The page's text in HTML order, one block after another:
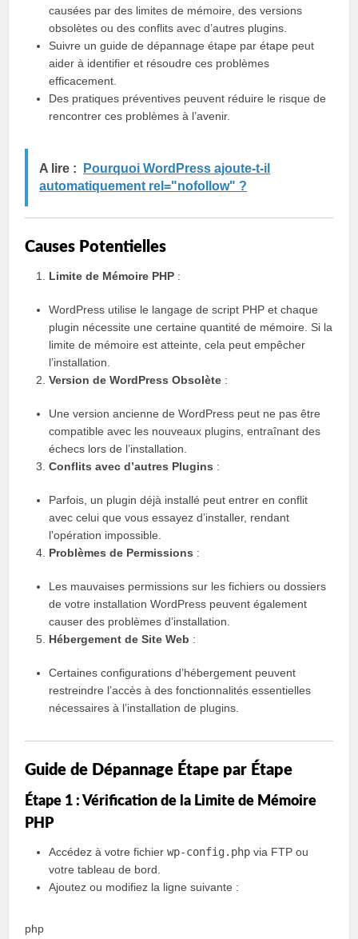
causées par des limites de mémoire, des versions
obsolètes ou des conflits avec d’autres plugins.
Suivre un guide de dépannage étape par étape peut
aider à identifier et résoudre ces problèmes
efficacement.
Des pratiques préventives peuvent réduire le risque de
rencontrer ces problèmes à l’avenir.
A lire :
Pourquoi WordPress ajoute-t-il
automatiquement rel="nofollow" ?
Causes Potentielles
Limite de Mémoire PHP :
WordPress utilise le langage de script PHP et chaque
plugin nécessite une certaine quantité de mémoire. Si la
limite de mémoire est atteinte, cela peut empêcher
l’installation.
Version de WordPress Obsolète :
Une version ancienne de WordPress peut ne pas être
compatible avec les nouveaux plugins, entraînant des
échecs lors de l’installation.
Conflits avec d’autres Plugins :
Parfois, un plugin déjà installé peut entrer en conflit
avec celui que vous essayez d’installer, rendant
l’opération impossible.
Problèmes de Permissions :
Les mauvaises permissions sur les fichiers ou dossiers
de votre installation WordPress peuvent également
causer des problèmes d’installation.
Hébergement de Site Web :
Certaines configurations d’hébergement peuvent
restreindre l’accès à des fonctionnalités essentielles
nécessaires à l’installation de plugins.
Guide de Dépannage Étape par Étape
Étape 1 : Vérification de la Limite de Mémoire
PHP
Accédez à votre fichierwp-config.php via FTP ou
votre tableau de bord.
Ajoutez ou modifiez la ligne suivante :
php